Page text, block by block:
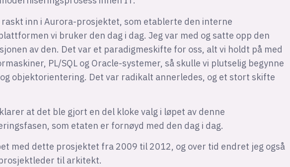
raskt inn i Aurora-prosjektet, som etablerte den interne
vi bruker den dag i dag. Jeg var med og satte opp den
av den. Det var et paradigmeskifte for oss, alt vi holdt på med
PL/SQL og Oracle-systemer, så skulle vi plutselig begynne
og objektorientering. Det var radikalt annerledes, og et stort skifte
at det ble gjort en del kloke valg i løpet av denne
som etaten er fornøyd med den dag i dag.
med dette prosjektet fra 2009 til 2012, og over tid endret jeg også
til arkitekt.